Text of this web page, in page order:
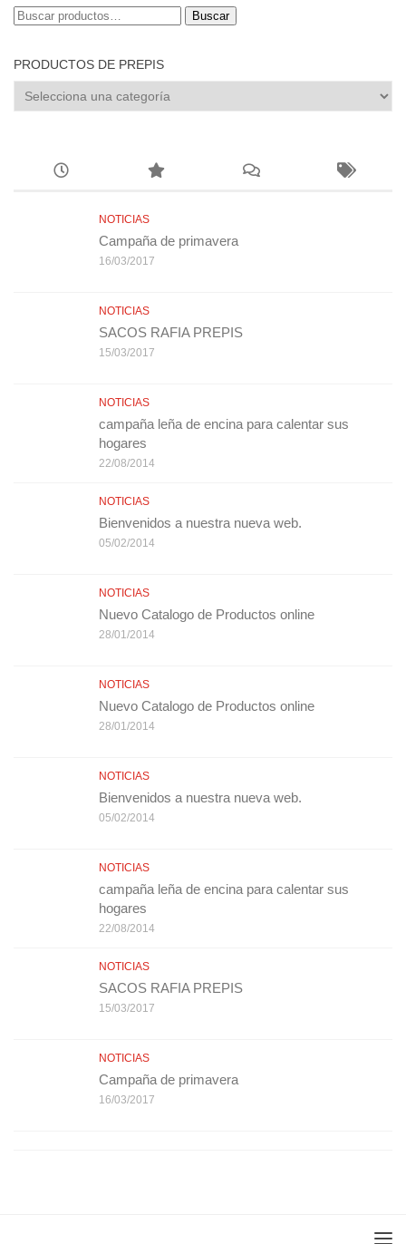
Buscar
Buscar
PRODUCTOS DE PREPIS
NOTICIAS
Campaña de primavera
16/03/2017
NOTICIAS
SACOS RAFIA PREPIS
15/03/2017
NOTICIAS
campaña leña de encina para calentar sus
hogares
22/08/2014
NOTICIAS
Bienvenidos a nuestra nueva web.
05/02/2014
NOTICIAS
Nuevo Catalogo de Productos online
28/01/2014
NOTICIAS
Nuevo Catalogo de Productos online
28/01/2014
NOTICIAS
Bienvenidos a nuestra nueva web.
05/02/2014
NOTICIAS
campaña leña de encina para calentar sus
hogares
22/08/2014
NOTICIAS
SACOS RAFIA PREPIS
15/03/2017
NOTICIAS
Campaña de primavera
16/03/2017